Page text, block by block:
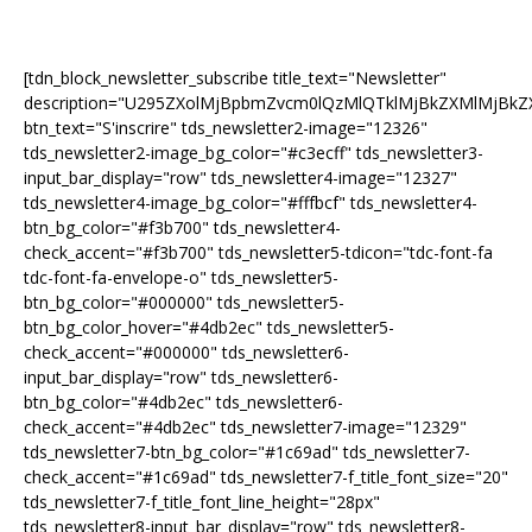
[tdn_block_newsletter_subscribe title_text="Newsletter"
btn_text="S'inscrire" tds_newsletter2-image="12326"
tds_newsletter2-image_bg_color="#c3ecff" tds_newsletter3-
input_bar_display="row" tds_newsletter4-image="12327"
tds_newsletter4-image_bg_color="#fffbcf" tds_newsletter4-
btn_bg_color="#f3b700" tds_newsletter4-
check_accent="#f3b700" tds_newsletter5-tdicon="tdc-font-fa
tdc-font-fa-envelope-o" tds_newsletter5-
btn_bg_color="#000000" tds_newsletter5-
btn_bg_color_hover="#4db2ec" tds_newsletter5-
check_accent="#000000" tds_newsletter6-
input_bar_display="row" tds_newsletter6-
btn_bg_color="#4db2ec" tds_newsletter6-
check_accent="#4db2ec" tds_newsletter7-image="12329"
tds_newsletter7-btn_bg_color="#1c69ad" tds_newsletter7-
check_accent="#1c69ad" tds_newsletter7-f_title_font_size="20"
tds_newsletter7-f_title_font_line_height="28px"
tds_newsletter8-input_bar_display="row" tds_newsletter8-